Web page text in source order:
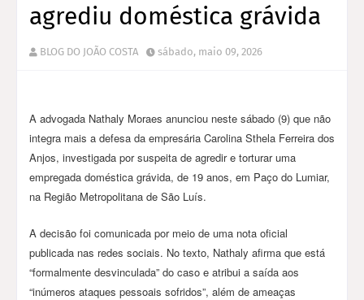
agrediu doméstica grávida
BLOG DO JOÃO COSTA sábado, maio 09, 2026
A advogada Nathaly Moraes anunciou neste sábado (9) que não
integra mais a defesa da empresária Carolina Sthela Ferreira dos
Anjos, investigada por suspeita de agredir e torturar uma
empregada doméstica grávida, de 19 anos, em Paço do Lumiar,
na Região Metropolitana de São Luís.
A decisão foi comunicada por meio de uma nota oficial
publicada nas redes sociais. No texto, Nathaly afirma que está
“formalmente desvinculada” do caso e atribui a saída aos
“inúmeros ataques pessoais sofridos”, além de ameaças